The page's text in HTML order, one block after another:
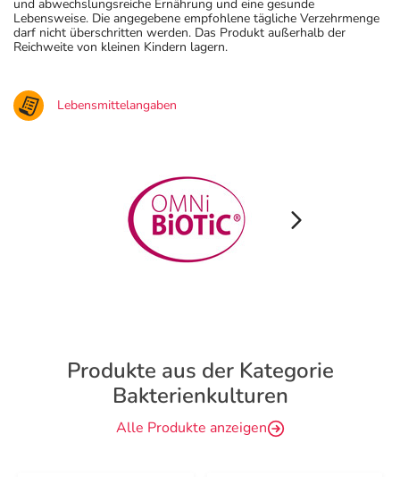
und abwechslungsreiche Ernährung und eine gesunde
Lebensweise. Die angegebene empfohlene tägliche Verzehrmenge
darf nicht überschritten werden. Das Produkt außerhalb der
Reichweite von kleinen Kindern lagern.
Lebensmittelangaben
Produkte aus der Kategorie
Bakterienkulturen
Alle Produkte anzeigen